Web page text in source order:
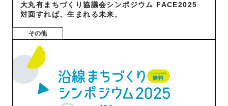
大丸有まちづくり協議会シンポジウム FACE2025
対面すれば、生まれる未来。
その他